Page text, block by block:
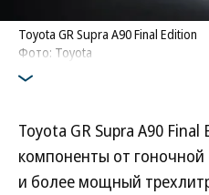
Toyota GR Supra A90 Final Edition
Фото: Toyota
Toyota GR Supra A90
компоненты от гоночной
и более мощный